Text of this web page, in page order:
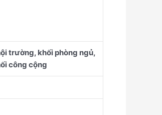
trường, khối phòng ngủ,
công cộng